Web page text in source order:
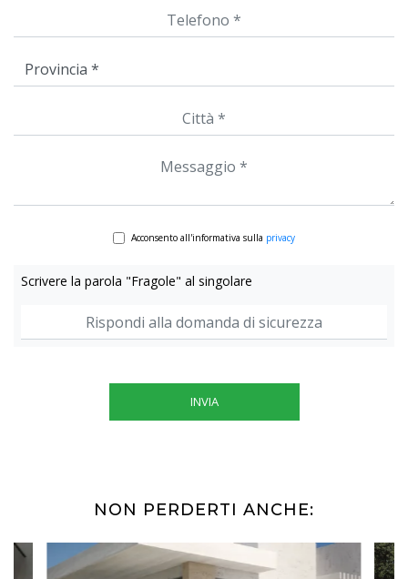
Acconsento all'informativa sulla privacy
Scrivere la parola "Fragole" al singolare
INVIA
NON PERDERTI ANCHE: